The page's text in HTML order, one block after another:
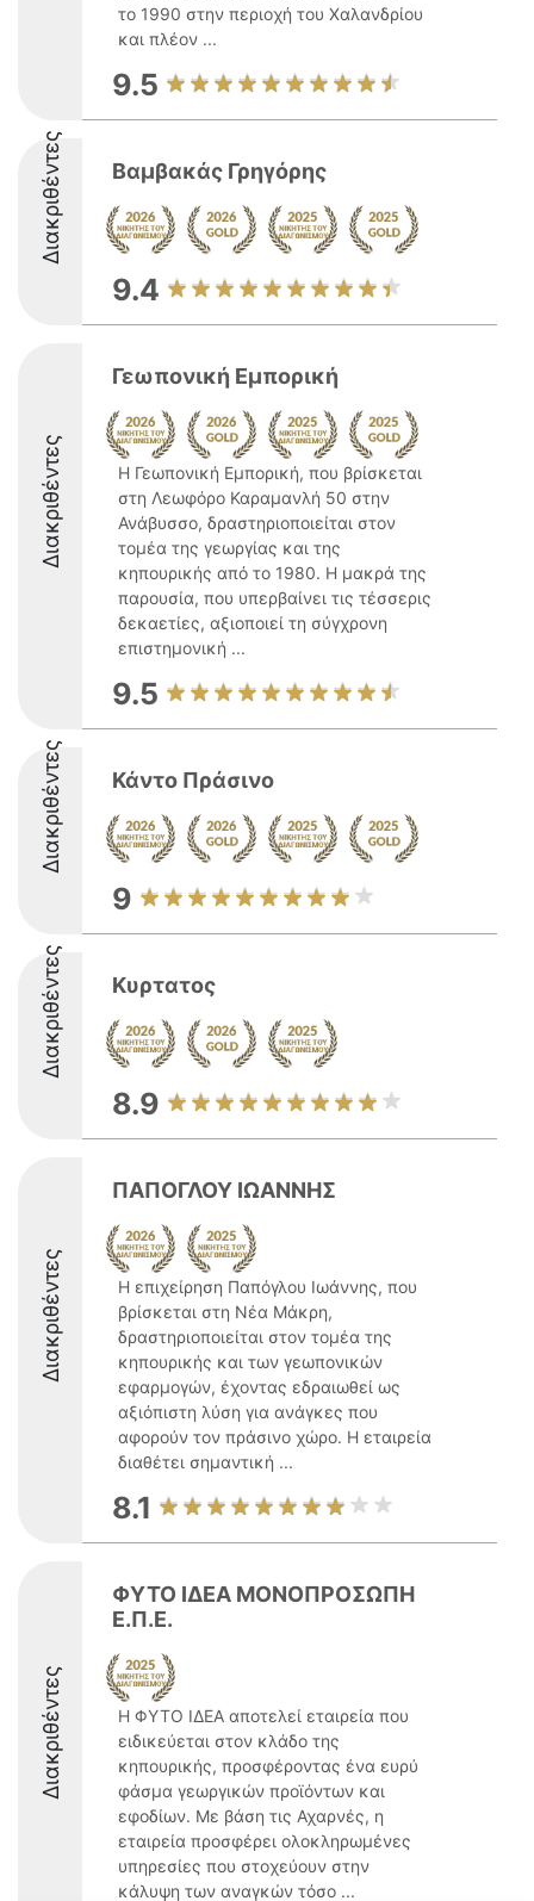
το 1990 στην περιοχή του Χαλανδρίου
και πλέον ...
9.5
Διακριθέντες Βαμβακάς Γρηγόρης
9.4
Διακριθέντες
Γεωπονική Εμπορική
Η Γεωπονική Εμπορική, που βρίσκεται
στη Λεωφόρο Καραμανλή 50 στην
Ανάβυσσο, δραστηριοποιείται στον
τομέα της γεωργίας και της
κηπουρικής από το 1980. Η μακρά της
παρουσία, που υπερβαίνει τις τέσσερις
δεκαετίες, αξιοποιεί τη σύγχρονη
επιστημονική ...
9.5
Διακριθέντες Κάντο Πράσινο
9
Διακριθέντες Κυρτατος
8.9
Διακριθέντες
ΠΑΠΟΓΛΟΥ ΙΩΑΝΝΗΣ
Η επιχείρηση Παπόγλου Ιωάννης, που
βρίσκεται στη Νέα Μάκρη,
δραστηριοποιείται στον τομέα της
κηπουρικής και των γεωπονικών
εφαρμογών, έχοντας εδραιωθεί ως
αξιόπιστη λύση για ανάγκες που
αφορούν τον πράσινο χώρο. Η εταιρεία
διαθέτει σημαντική ...
8.1
Διακριθέντες
ΦΥΤΟ ΙΔΕΑ ΜΟΝΟΠΡΟΣΩΠΗ
Ε.Π.Ε.
Η ΦΥΤΟ ΙΔΕΑ αποτελεί εταιρεία που
ειδικεύεται στον κλάδο της
κηπουρικής, προσφέροντας ένα ευρύ
φάσμα γεωργικών προϊόντων και
εφοδίων. Με βάση τις Αχαρνές, η
εταιρεία προσφέρει ολοκληρωμένες
υπηρεσίες που στοχεύουν στην
κάλυψη των αναγκών τόσο ...